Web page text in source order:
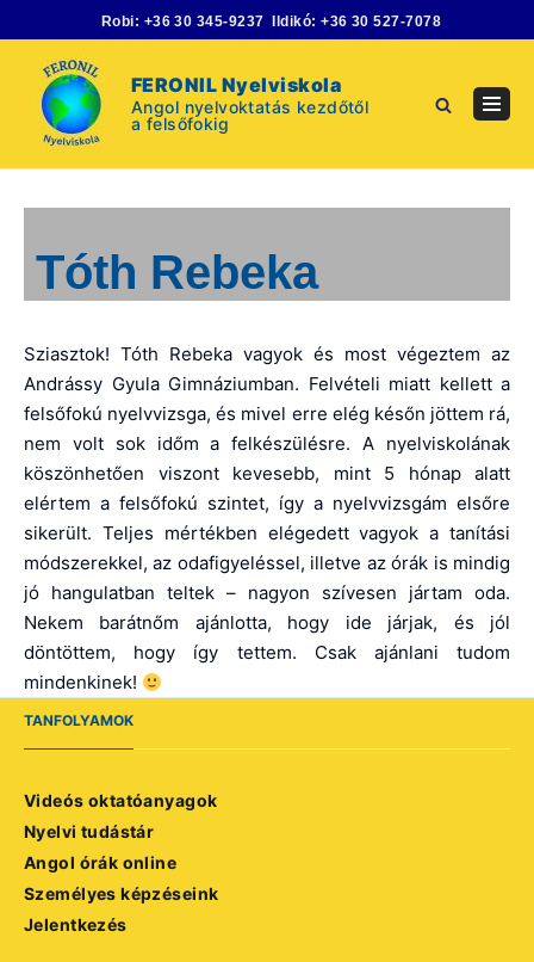
to
content
Robi: +36 30 345-9237 Ildikó:+36 30 527-7078
FERONIL Nyelviskola
Angol nyelvoktatás kezdőtől
a felsőfokig
Tóth Rebeka
Sziasztok! Tóth Rebeka vagyok és most végeztem az
Andrássy Gyula Gimnáziumban. Felvételi miatt kellett a
felsőfokú nyelvvizsga, és mivel erre elég későn jöttem rá,
nem volt sok időm a felkészülésre. A nyelviskolának
köszönhetően viszont kevesebb, mint 5 hónap alatt
elértem a felsőfokú szintet, így a nyelvvizsgám elsőre
sikerült. Teljes mértékben elégedett vagyok a tanítási
módszerekkel, az odafigyeléssel, illetve az órák is mindig
jó hangulatban teltek – nagyon szívesen jártam oda.
Nekem barátnőm ajánlotta, hogy ide járjak, és jól
döntöttem, hogy így tettem. Csak ajánlani tudom
mindenkinek!
TANFOLYAMOK
Videós oktatóanyagok
Nyelvi tudástár
Angol órák online
Személyes képzéseink
Jelentkezés